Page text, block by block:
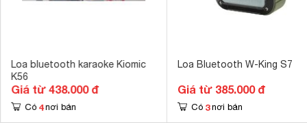
Loa bluetooth karaoke Kiomic
K56
Giá từ 438.000 đ
Có 4 nơi bán
Loa Bluetooth W-King S7
Giá từ 385.000 đ
Có 3 nơi bán